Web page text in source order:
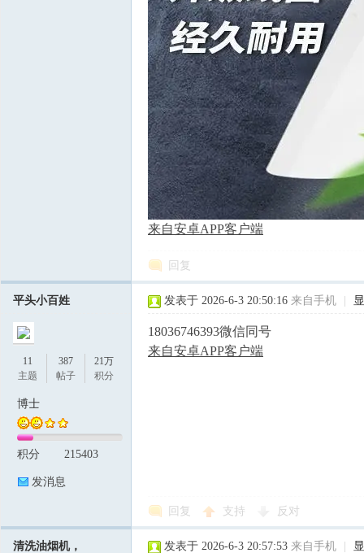
来自安卓APP客户端
回复
平头小百姓
11
主题
387
帖子
21万
积分
博士
积分 215403
发消息
发表于 2026-6-3 20:50:16 来自手机
18036746393微信同号
来自安卓APP客户端
回复 支持 反对
清洗油烟机， 发表于 2026-6-3 20:57:53 来自手机